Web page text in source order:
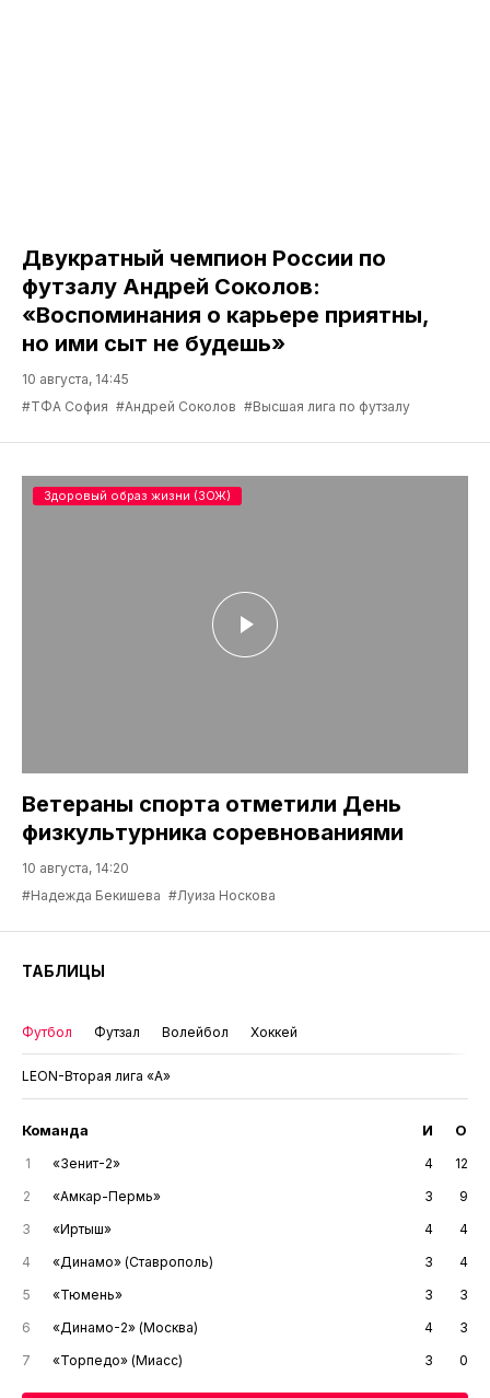
Двукратный чемпион России по
футзалу Андрей Соколов:
«Воспоминания о карьере приятны,
но ими сыт не будешь»
10 августа, 14:45
#ТФА София #Андрей Соколов #Высшая лига по футзалу
Ветераны спорта отметили День
физкультурника соревнованиями
10 августа, 14:20
#Надежда Бекишева #Луиза Носкова
Здоровый образ жизни (ЗОЖ)
ТАБЛИЦЫ
Футбол Футзал Волейбол Хоккей
LEON-Вторая лига «А»
Команда И О
1 «Зенит-2» 4
12
2
«Амкар-Пермь» 3
9
3
«Иртыш» 4
4
4
«Динамо» (Ставрополь) 3
4
5
«Тюмень» 3
3
6
«Динамо-2» (Москва) 4
3
7
«Торпедо» (Миасс) 3 0